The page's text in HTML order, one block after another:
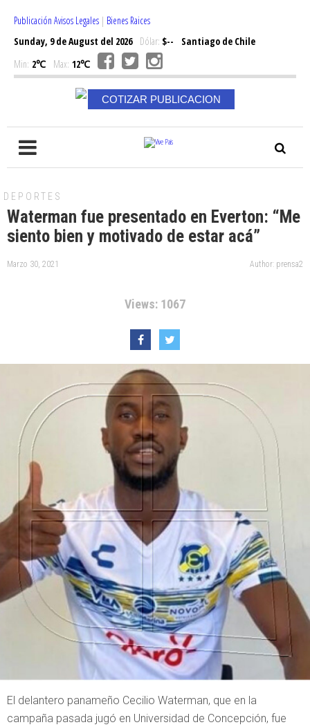
Publicación Avisos Legales | Bienes Raices
Sunday, 9 de August del 2026Dólar: $--
Santiago de Chile
Min: 2℃ Max: 12℃
COTIZAR PUBLICACION
DEPORTES
Waterman fue presentado en Everton: “Me
siento bien y motivado de estar acá”
Marzo 30, 2021 Author: prensa2
Views: 1067
El delantero panameño Cecilio Waterman, que en la
campaña pasada jugó en Universidad de Concepción, fue